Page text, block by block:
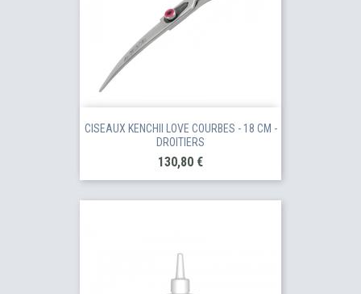
CISEAUX KENCHII LOVE COURBES - 18 CM -
DROITIERS
Prix
130,80 €